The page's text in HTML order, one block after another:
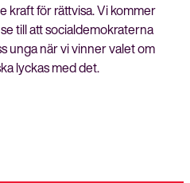
kraft för rättvisa. Vi kommer
till att socialdemokraterna
unga när vi vinner valet om
lyckas med det.